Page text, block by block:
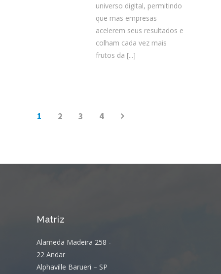
universo digital, permitindo
que mas empresas
acelerem seus resultados e
colham cada vez mais
frutos da [...]
1 2 3 4
Matriz
Alameda Madeira 258 -
22 Andar
Alphaville Barueri – SP